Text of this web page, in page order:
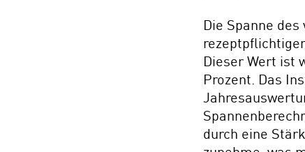
Die Spanne
Dieser Wert ist
Prozent. Das
durch eine